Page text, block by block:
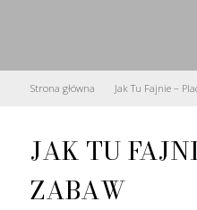
Strona główna Jak Tu Fajnie –
JAK TU
ZABAW